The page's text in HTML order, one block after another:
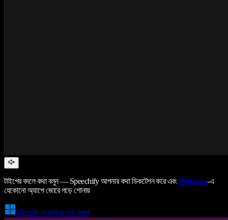
টাইপের বদলে কথা বলুন — Speechify আপনার কথা ডিকটেশন করে এবংWindows-এ
যেকোনো অ্যাপে জোরে পড়ে শোনায়
উইন্ডোজ-এ ডাউনলোড করুন